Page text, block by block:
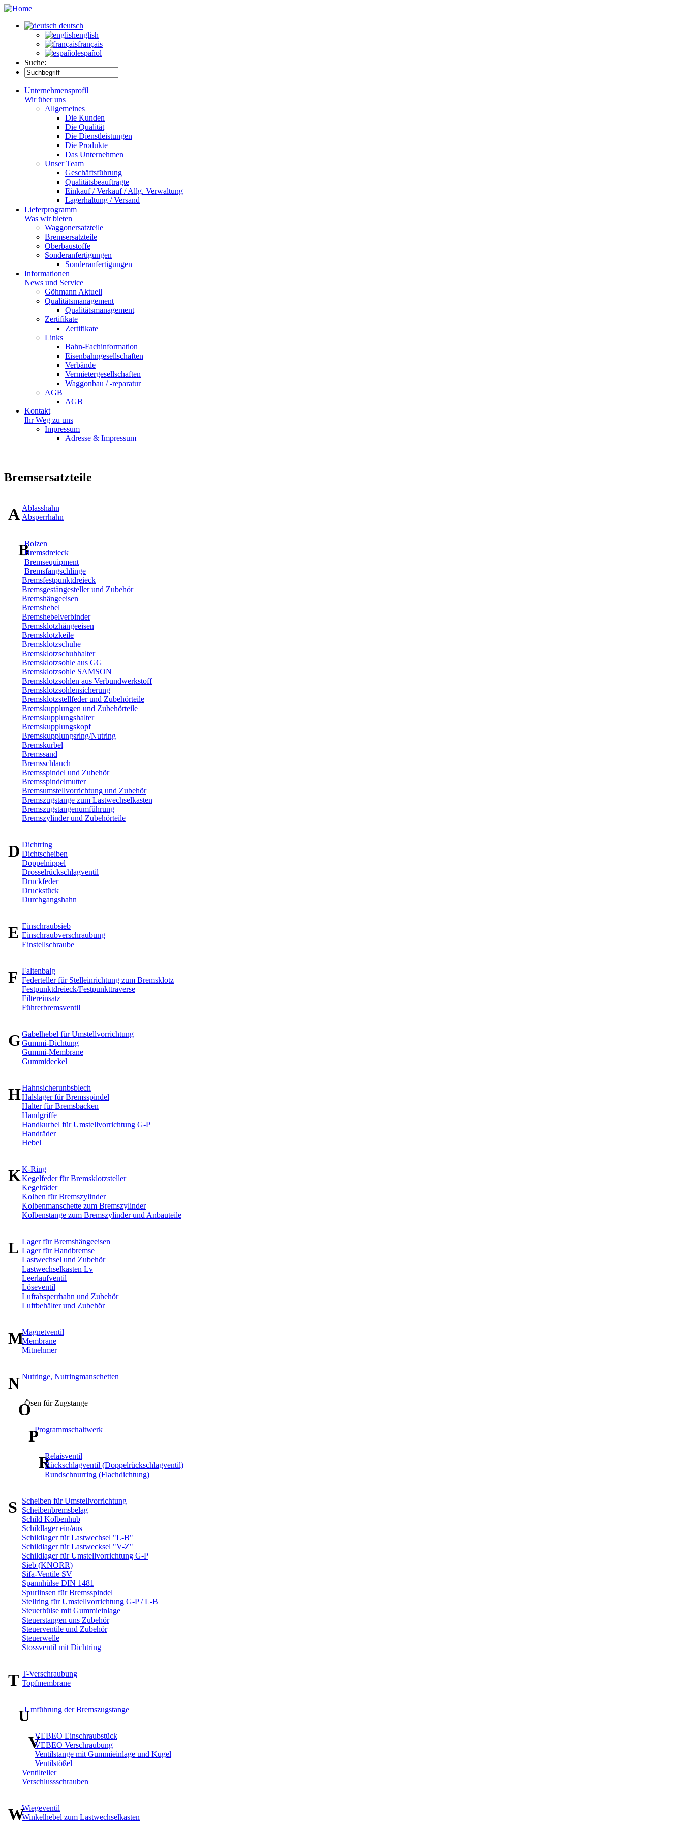
deutsch
english
français
español
Suche:
Unternehmensprofil
Wir über uns
Allgemeines
Die Kunden
Die Qualität
Die Dienstleistungen
Die Produkte
Das Unternehmen
Unser Team
Geschäftsführung
Qualitätsbeauftragte
Einkauf / Verkauf / Allg. Verwaltung
Lagerhaltung / Versand
Lieferprogramm
Was wir bieten
Waggonersatzteile
Bremsersatzteile
Oberbaustoffe
Sonderanfertigungen
Sonderanfertigungen
Informationen
News und Service
Göhmann Aktuell
Qualitätsmanagement
Qualitätsmanagement
Zertifikate
Zertifikate
Links
Bahn-Fachinformation
Eisenbahngesellschaften
Verbände
Vermietergesellschaften
Waggonbau / -reparatur
AGB
AGB
Kontakt
Ihr Weg zu uns
Impressum
Adresse & Impressum
Bremsersatzteile
AAblasshahn
Absperrhahn
B
Bolzen
Bremsdreieck
Bremsequipment
Bremsfangschlinge
Bremsfestpunktdreieck
Bremsgestängesteller und Zubehör
Bremshängeeisen
Bremshebel
Bremshebelverbinder
Bremsklotzhängeeisen
Bremsklotzkeile
Bremsklotzschuhe
Bremsklotzschuhhalter
Bremsklotzsohle aus GG
Bremsklotzsohle SAMSON
Bremsklotzsohlen aus Verbundwerkstoff
Bremsklotzsohlensicherung
Bremsklotzstellfeder und Zubehörteile
Bremskupplungen und Zubehörteile
Bremskupplungshalter
Bremskupplungskopf
Bremskupplungsring/Nutring
Bremskurbel
Bremssand
Bremsschlauch
Bremsspindel und Zubehör
Bremsspindelmutter
Bremsumstellvorrichtung und Zubehör
Bremszugstange zum Lastwechselkasten
Bremszugstangenumführung
Bremszylinder und Zubehörteile
DDichtring
Dichtscheiben
Doppelnippel
Drosselrückschlagventil
Druckfeder
Druckstück
Durchgangshahn
EEinschraubsieb
Einschraubverschraubung
Einstellschraube
FFaltenbalg
Federteller für Stelleinrichtung zum Bremsklotz
Festpunktdreieck/Festpunkttraverse
Filtereinsatz
Führerbremsventil
GGabelhebel für Umstellvorrichtung
Gummi-Dichtung
Gummi-Membrane
Gummideckel
HHahnsicherunbsblech
Halslager für Bremsspindel
Halter für Bremsbacken
Handgriffe
Handkurbel für Umstellvorrichtung G-P
Handräder
Hebel
KK-Ring
Kegelfeder für Bremsklotzsteller
Kegelräder
Kolben für Bremszylinder
Kolbenmanschette zum Bremszylinder
Kolbenstange zum Bremszylinder und Anbauteile
LLager für Bremshängeeisen
Lager für Handbremse
Lastwechsel und Zubehör
Lastwechselkasten Lv
Leerlaufventil
Löseventil
Luftabsperrhahn und Zubehör
Luftbehälter und Zubehör
MMagnetventil
Membrane
Mitnehmer
NNutringe, Nutringmanschetten
O
Ösen für Zugstange
PProgrammschaltwerk
R
Relaisventil
Rückschlagventil (Doppelrückschlagventil)
Rundschnurring (Flachdichtung)
S
Scheiben für Umstellvorrichtung
Scheibenbremsbelag
Schild Kolbenhub
Schildlager ein/aus
Schildlager für Lastwechsel "L-B"
Schildlager für Lastwecksel "V-Z"
Schildlager für Umstellvorrichtung G-P
Sieb (KNORR)
Sifa-Ventile SV
Spannhülse DIN 1481
Spurlinsen für Bremsspindel
Stellring für Umstellvorrichtung G-P / L-B
Steuerhülse mit Gummieinlage
Steuerstangen uns Zubehör
Steuerventile und Zubehör
Steuerwelle
Stossventil mit Dichtring
TT-Verschraubung
Topfmembrane
U
Umführung der Bremszugstange
V
VEBEO Einschraubstück
VEBEO Verschraubung
Ventilstange mit Gummieinlage und Kugel
Ventilstößel
Ventilteller
Verschlussschrauben
WWiegeventil
Winkelhebel zum Lastwechselkasten